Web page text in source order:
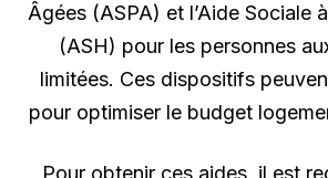
Âgées (ASPA) et l’Aide Sociale
(ASH) pour les personnes
limitées. Ces dispositifs
pour optimiser le budget